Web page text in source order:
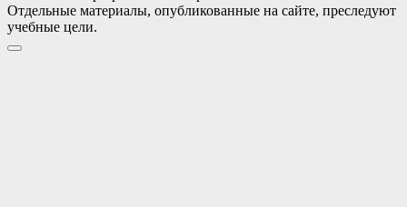
Отдельные материалы, опубликованные на сайте, преследуют
учебные цели.